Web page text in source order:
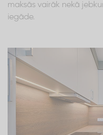
maksās vairāk nekā
iegāde.